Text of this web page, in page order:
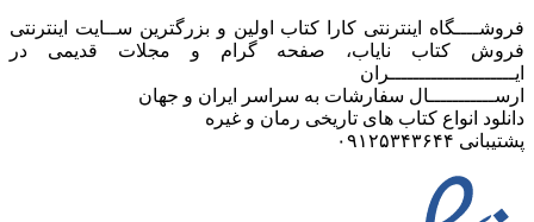
فروشــــگاه اینترنتی کارا کتاب اولین و بزرگترین ســایت اینترنتی
فروش کتاب نایاب، صفحه گرام و مجلات قدیمی در
ایـــــــــــــــــــــران
ارســـــــــــال سفارشات به سراسر ایران و جهان
دانلود انواع کتاب های تاریخی رمان و غیره
پشتیبانی ۰۹۱۲۵۳۴۳۶۴۴